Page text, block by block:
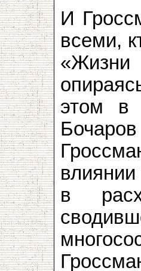
И
всеми,
этом в
влиянии
в